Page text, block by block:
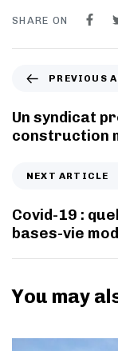
SHARE ON
PREVIOUS
Un syndicat
construction
NEXT ARTICLE
Covid-19 :
bases-vie
You may